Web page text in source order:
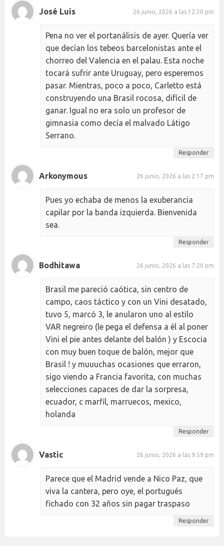
José Luis 26 junio, 2026 a las 12:30 pm
Pena no ver el portanálisis de ayer. Quería ver
que decían los tebeos barcelonistas ante el
chorreo del Valencia en el palau. Esta noche
tocará sufrir ante Uruguay, pero esperemos
pasar. Mientras, poco a poco, Carletto está
construyendo una Brasil rocosa, difícil de
ganar. Igual no era solo un profesor de
gimnasia como decía el malvado Látigo
Serrano.
Responder
Arkonymous 26 junio, 2026 a las 2:17 pm
Pues yo echaba de menos la exuberancia
capilar por la banda izquierda. Bienvenida
sea.
Responder
Bodhitawa 26 junio, 2026 a las 7:20 pm
Brasil me pareció caótica, sin centro de
campo, caos táctico y con un Vini desatado,
tuvo 5, marcó 3, le anularon uno al estilo
VAR negreiro (le pega el defensa a él al poner
Vini el pie antes delante del balón ) y Escocia
con muy buen toque de balón, mejor que
Brasil ! y muuuchas ocasiones que erraron,
sigo viendo a Francia favorita, con muchas
selecciones capaces de dar la sorpresa,
ecuador, c marfil, marruecos, mexico,
holanda
Responder
Vastic 26 junio, 2026 a las 9:59 pm
Parece que el Madrid vende a Nico Paz, que
viva la cantera, pero oye, el portugués
fichado con 32 años sin pagar traspaso
Responder